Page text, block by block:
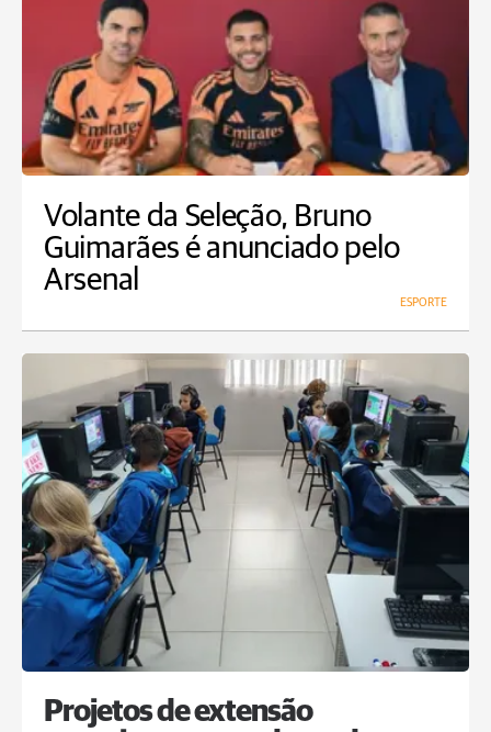
Volante da Seleção, Bruno
Guimarães é anunciado pelo
Arsenal
ESPORTE
Projetos de extensão